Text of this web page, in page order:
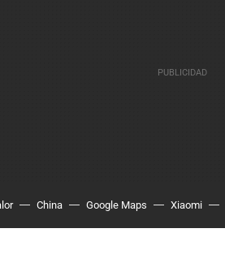
China Google Maps Xiaomi